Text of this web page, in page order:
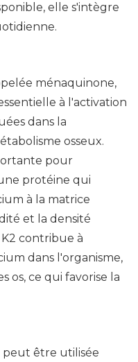
elle s'intègre
ménaquinone,
à l'activation
dans la
osseux.
pour
protéine qui
à la matrice
et la densité
K2 contribue à
dans l'organisme,
os, ce qui favorise la
peut être utilisée